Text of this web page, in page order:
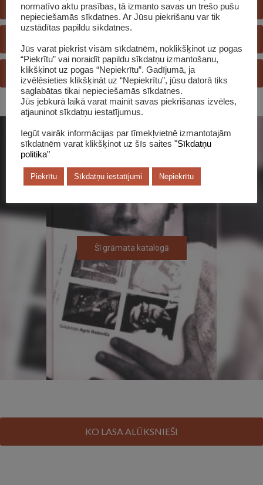
E-KATALOGS
JAUTĀ BIBLIOTEKĀRAM
Šī grāmata katalogā
KO LASA ALŪKSNIEŠI
normatīvo aktu prasības, tā izmanto savas un trešo pušu
nepieciešamās sīkdatnes. Ar Jūsu piekrišanu var tik
uzstādītas papildu sīkdatnes.
Jūs varat piekrist visām sīkdatnēm, noklikšķinot uz pogas
“Piekrītu” vai noraidīt papildu sīkdatņu izmantošanu,
klikšķinot uz pogas “Nepiekrītu”. Gadījumā, ja
izvēlēsieties klikšķināt uz “Nepiekrītu”, jūsu datorā tiks
saglabātas tikai nepieciešamās sīkdatnes.
Jūs jebkurā laikā varat mainīt savas piekrišanas izvēles,
atjauninot sīkdatņu iestatījumus.
Iegūt vairāk informācijas par tīmekļvietnē izmantotajām
sīkdatnēm varat klikšķinot uz šīs saites "Sīkdatņu
politika"
Piekrītu Sīkdatņu iestatījumi Nepiekrītu